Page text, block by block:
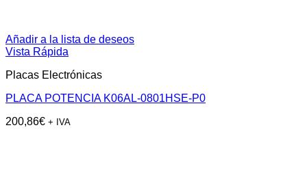
Añadir a la lista de deseos
Vista Rápida
Placas Electrónicas
PLACA POTENCIA K06AL-0801HSE-P0
200,86€ + IVA